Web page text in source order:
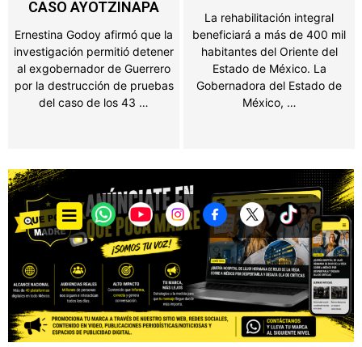
beneficiará a más de 400 mil
habitantes del Oriente del
Estado de México. La
Gobernadora del Estado de
México, …
Propietarios de negocios,
salones de fiestas, ferias y
establecimientos que
obtengan ingresos por juegos
o espectáculos públicos en el
Estado de México …